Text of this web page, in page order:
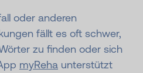
oder anderen
fällt es oft schwer,
zu finden oder sich
myReha unterstützt